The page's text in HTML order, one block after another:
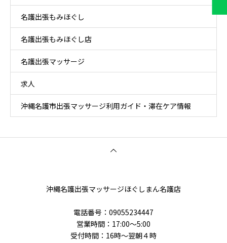
名護出張もみほぐし
名護出張もみほぐし店
名護出張マッサージ
求人
沖縄名護市出張マッサージ利用ガイド・滞在ケア情報
沖縄名護出張マッサージほぐしまん名護店
電話番号‭：09055234447
営業時間：17:00～5:00
受付時間：16時〜翌朝４時